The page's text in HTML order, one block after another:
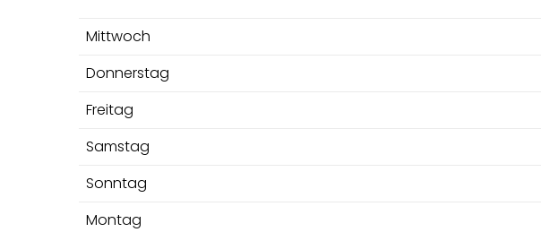
Mittwoch
Donnerstag
Freitag
Samstag
Sonntag
Montag